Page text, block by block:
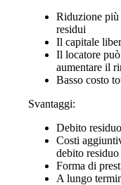
Riduzione più
residui
Il capitale
Il locatore
aumentare il
Basso costo
Svantaggi:
Debito
Costi
debito residuo
Forma di
A lungo